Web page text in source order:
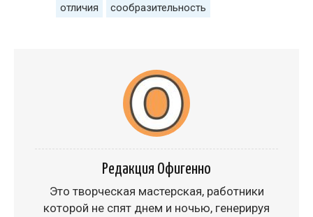
отличия сообразительность
Редакция Офигенно
Это творческая мастерская, работники
которой не спят днем и ночью, генерируя